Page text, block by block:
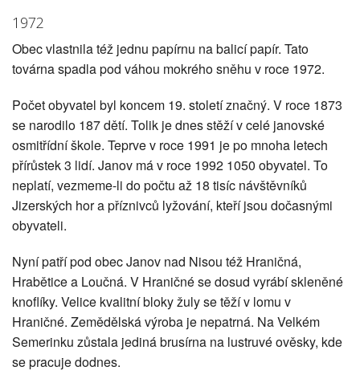
1972
Obec vlastnila též jednu papírnu na balicí papír. Tato
továrna spadla pod váhou mokrého sněhu v roce 1972.
Počet obyvatel byl koncem 19. století značný. V roce 1873
se narodilo 187 dětí. Tolik je dnes stěží v celé janovské
osmitřídní škole. Teprve v roce 1991 je po mnoha letech
přírůstek 3 lidí. Janov má v roce 1992 1050 obyvatel. To
neplatí, vezmeme-li do počtu až 18 tisíc návštěvníků
Jizerských hor a příznivců lyžování, kteří jsou dočasnými
obyvateli.
Nyní patří pod obec Janov nad Nisou též Hraničná,
Hrabětice a Loučná. V Hraničné se dosud vyrábí skleněné
knoflíky. Velice kvalitní bloky žuly se těží v lomu v
Hraničné. Zemědělská výroba je nepatrná. Na Velkém
Semerinku zůstala jediná brusírna na lustruvé ověsky, kde
se pracuje dodnes.